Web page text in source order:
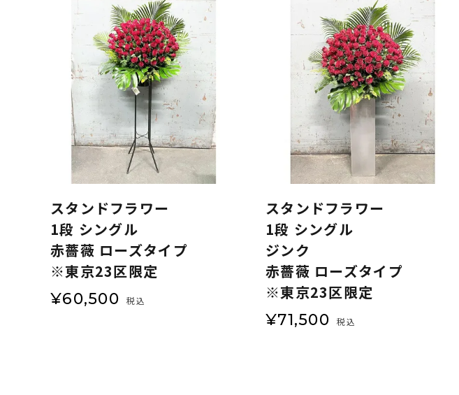
スタンドフラワー
1段 シングル
赤薔薇 ローズタイプ
※東京23区限定
¥60,500 税込
スタンドフラワー
1段 シングル
ジンク
赤薔薇 ローズタイプ
※東京23区限定
¥71,500 税込